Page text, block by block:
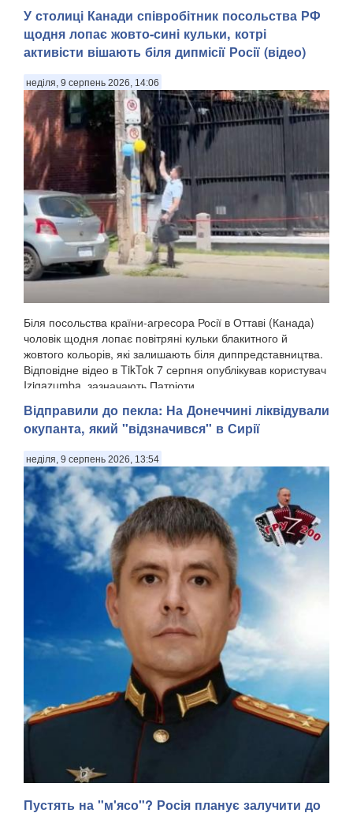
У столиці Канади співробітник посольства РФ
щодня лопає жовто-сині кульки, котрі
активісти вішають біля дипмісії Росії (відео)
неділя, 9 серпень 2026, 14:06
Біля посольства країни-агресора Росії в Оттаві (Канада)
чоловік щодня лопає повітряні кульки блакитного й
жовтого кольорів, які залишають біля диппредставництва.
Відповідне відео в TikTok 7 серпня опублікував користувач
Izigazumba, зазначають Патріоти ...
Відправили до пекла: На Донеччині ліквідували
окупанта, який "відзначився" в Сирії
неділя, 9 серпень 2026, 13:54
Пустять на "м'ясо"? Росія планує залучити до